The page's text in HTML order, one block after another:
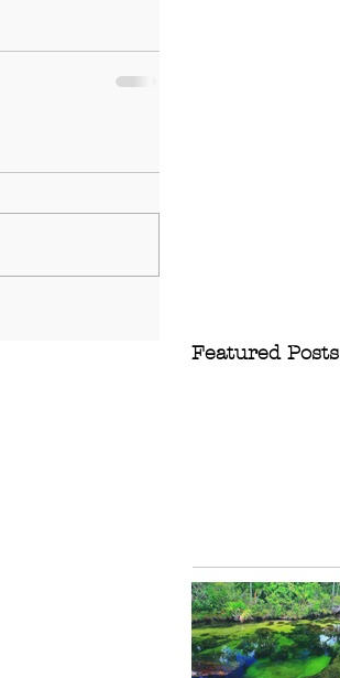
Featured Posts